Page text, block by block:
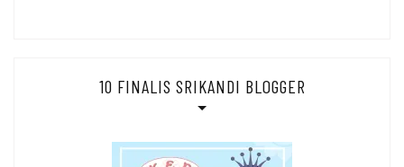
10 FINALIS SRIKANDI BLOGGER